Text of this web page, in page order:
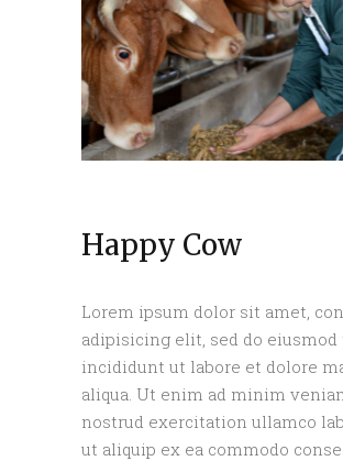
Happy Cow
Lorem ipsum dolor sit amet,
adipisicing elit, sed do
incididunt ut labore et dolore
aliqua. Ut enim ad minim
nostrud exercitation ullamco
ut aliquip ex ea commodo